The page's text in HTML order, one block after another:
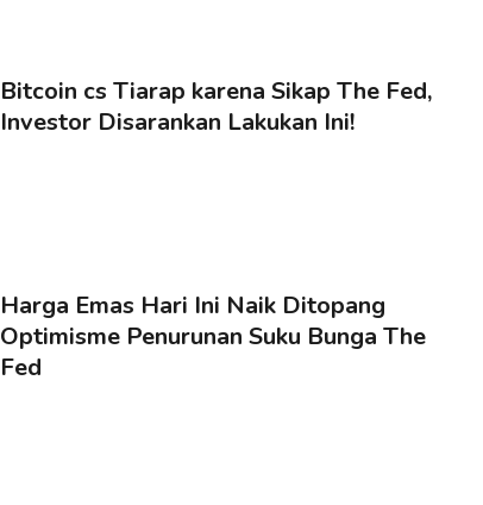
Bitcoin cs Tiarap karena Sikap The Fed,
Investor Disarankan Lakukan Ini!
Harga Emas Hari Ini Naik Ditopang
Optimisme Penurunan Suku Bunga The
Fed